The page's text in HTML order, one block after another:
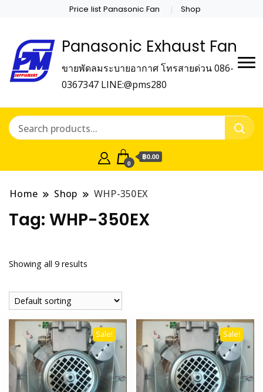
Price list Panasonic Fan Shop
Panasonic Exhaust Fan
ขายพัดลมระบายอากาศ โทรสายด่วน 086-
0367347 LINE:@pms280
0
฿0.00
Home Shop WHP-350EX
Tag: WHP-350EX
Showing all 9 results
Sale! Sale!